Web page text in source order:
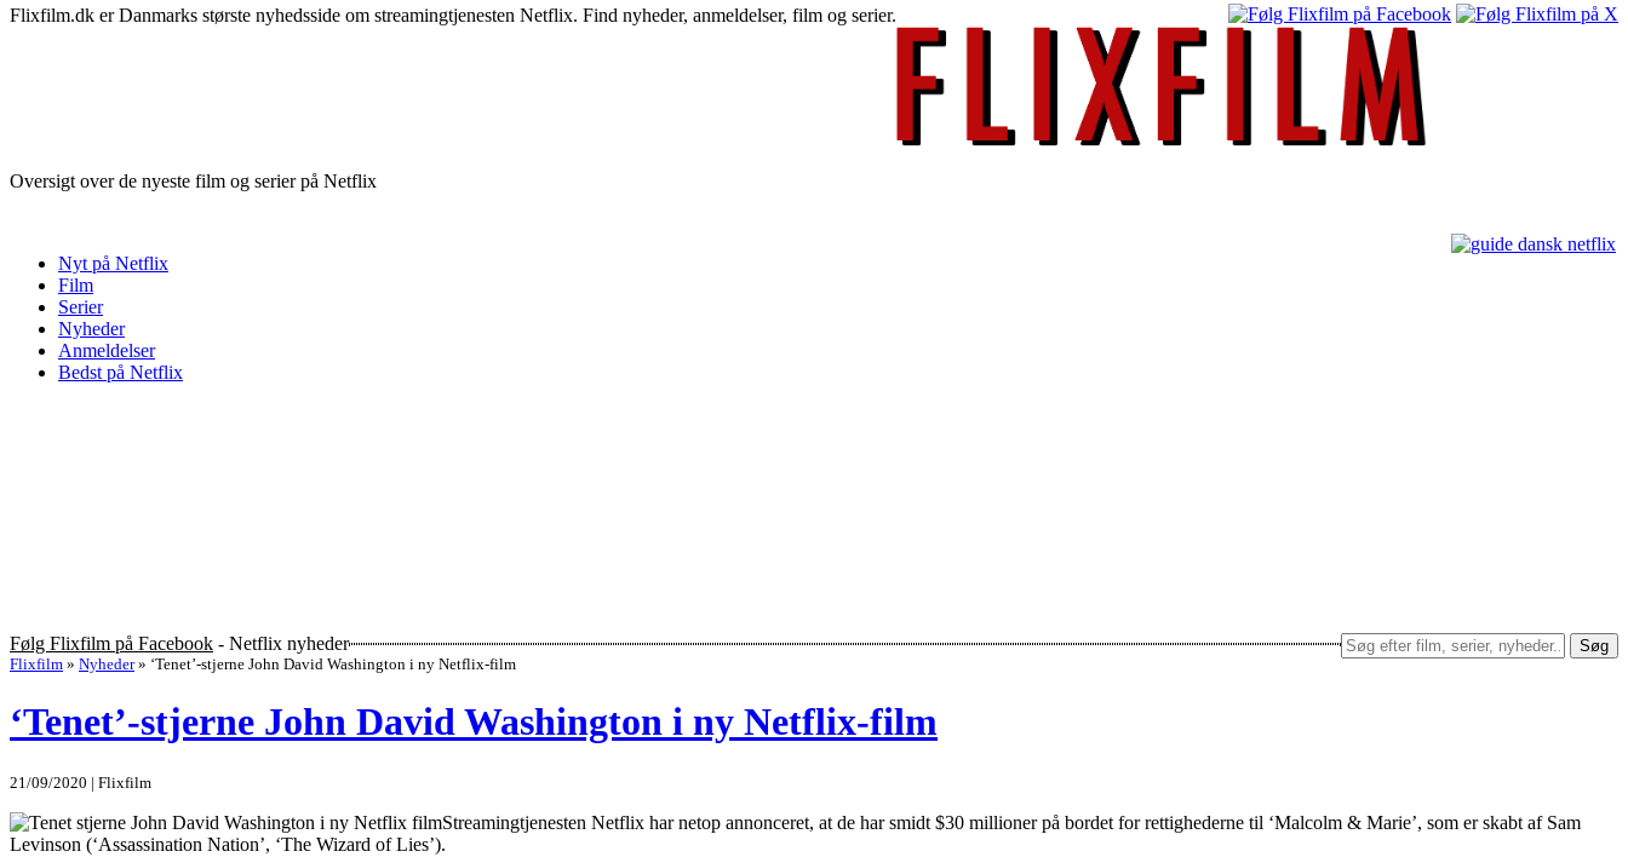
Flixfilm.dk er Danmarks største nyhedsside om streamingtjenesten Netflix. Find nyheder, anmeldelser, film og serier.
Oversigt over de nyeste film og serier på Netflix
Nyt på Netflix
Film
Serier
Nyheder
Anmeldelser
Bedst på Netflix
Følg Flixfilm på Facebook - Netflix nyheder
Søg
Flixfilm » Nyheder » ‘Tenet’-stjerne John David Washington i ny Netflix-film
‘Tenet’-stjerne John David Washington i ny Netflix-film
21/09/2020 | Flixfilm
Streamingtjenesten Netflix har netop annonceret, at de har smidt $30 millioner på bordet for rettighederne til ‘Malcolm & Marie’, som er skabt af Sam
Levinson (‘Assassination Nation’, ‘The Wizard of Lies’).